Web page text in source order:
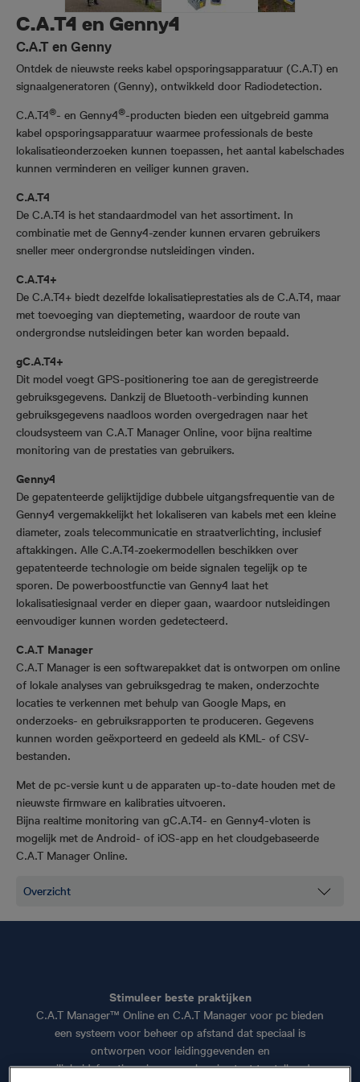
C.A.T4 en Genny4
C.A.T en Genny
Ontdek de nieuwste reeks kabel opsporingsapparatuur (C.A.T) en
signaalgeneratoren (Genny), ontwikkeld door Radiodetection.
C.A.T4®- en Genny4®-producten bieden een uitgebreid gamma
kabel opsporingsapparatuur waarmee professionals de beste
lokalisatieonderzoeken kunnen toepassen, het aantal kabelschades
kunnen verminderen en veiliger kunnen graven.
C.A.T4
De C.A.T4 is het standaardmodel van het assortiment. In
combinatie met de Genny4-zender kunnen ervaren gebruikers
sneller meer ondergrondse nutsleidingen vinden.
C.A.T4+
De C.A.T4+ biedt dezelfde lokalisatieprestaties als de C.A.T4, maar
met toevoeging van dieptemeting, waardoor de route van
ondergrondse nutsleidingen beter kan worden bepaald.
gC.A.T4+
Dit model voegt GPS-positionering toe aan de geregistreerde
gebruiksgegevens. Dankzij de Bluetooth-verbinding kunnen
gebruiksgegevens naadloos worden overgedragen naar het
cloudsysteem van C.A.T Manager Online, voor bijna realtime
monitoring van de prestaties van gebruikers.
Genny4
De gepatenteerde gelijktijdige dubbele uitgangsfrequentie van de
Genny4 vergemakkelijkt het lokaliseren van kabels met een kleine
diameter, zoals telecommunicatie en straatverlichting, inclusief
aftakkingen. Alle C.A.T4-zoekermodellen beschikken over
gepatenteerde technologie om beide signalen tegelijk op te
sporen. De powerboostfunctie van Genny4 laat het
lokalisatiesignaal verder en dieper gaan, waardoor nutsleidingen
eenvoudiger kunnen worden gedetecteerd.
C.A.T Manager
C.A.T Manager is een softwarepakket dat is ontworpen om online
of lokale analyses van gebruiksgedrag te maken, onderzochte
locaties te verkennen met behulp van Google Maps, en
onderzoeks- en gebruiksrapporten te produceren. Gegevens
kunnen worden geëxporteerd en gedeeld als KML- of CSV-
bestanden.
Met de pc-versie kunt u de apparaten up-to-date houden met de
nieuwste firmware en kalibraties uitvoeren.
Bijna realtime monitoring van gC.A.T4- en Genny4-vloten is
mogelijk met de Android- of iOS-app en het cloudgebaseerde
C.A.T Manager Online.
Stimuleer beste praktijken
C.A.T Manager™ Online en C.A.T Manager voor pc bieden
een systeem voor beheer op afstand dat speciaal is
ontworpen voor leidinggevenden en
veiligheidsfunctionarissen, om hen in staat te stellen de